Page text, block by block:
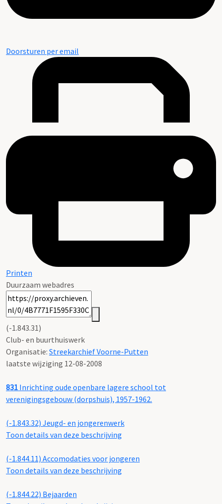
Doorsturen per email
Printen
Duurzaam webadres
(-1.843.31)
Club- en buurthuiswerk
Organisatie: Streekarchief Voorne-Putten
laatste wijziging 12-08-2008
831 Inrichting oude openbare lagere school tot
verenigingsgebouw (dorpshuis), 1957-1962.
(-1.843.32) Jeugd- en jongerenwerk
Toon details van deze beschrijving
(-1.844.11) Accomodaties voor jongeren
Toon details van deze beschrijving
(-1.844.22) Bejaarden